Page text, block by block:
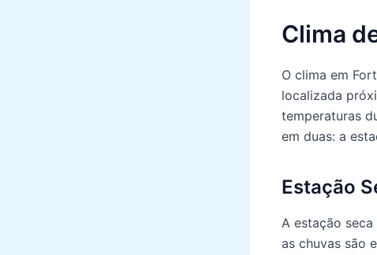
Clima
O clima em
localizada
temperaturas
em duas: a
Estação
A estação
as chuvas são